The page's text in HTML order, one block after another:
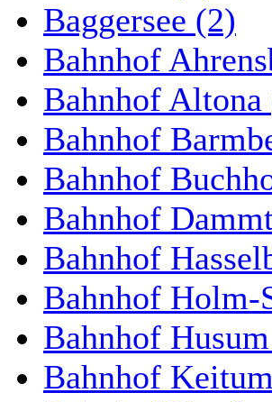
Baggersee (2)
Bahnhof
Bahnhof Altona
Bahnhof
Bahnhof
Bahnhof
Bahnhof
Bahnhof Holm-
Bahnhof
Bahnhof